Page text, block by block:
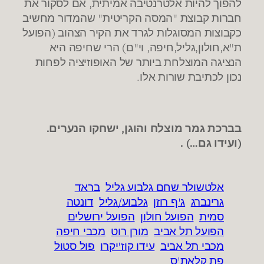
להפוך להיות אלטרנטיבה אמיתית, אם לסקור את
חברות קבוצת "המסה הקריטית" שהמדור מחשיב
כקבוצות המסוגלות לגרד את הקיר הצהוב (הפועל
ת"א,חולון,גליל,חיפה, וי"ם) הרי שחיפה היא
הנציגה המוצלחת ביותר של האופוזיציה לפחות
נכון לכתיבת שורות אלו.
בברכת גמר מוצלח והוגן, ישחקו הנערים.
(ועידו גם…) .
אלטשולר שחם גלבוע גליל בראד
גרינברג ג'ף רוזן גלבוע/גליל דונטה
סמית הפועל חולון הפועל ירושלים
הפועל תל אביב מורן רוט מכבי חיפה
מכבי תל אביב עידו קוז'יקרו פול סטול
פת קלאת'ס